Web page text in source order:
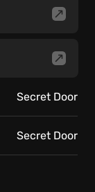
Secret Door
Secret Door